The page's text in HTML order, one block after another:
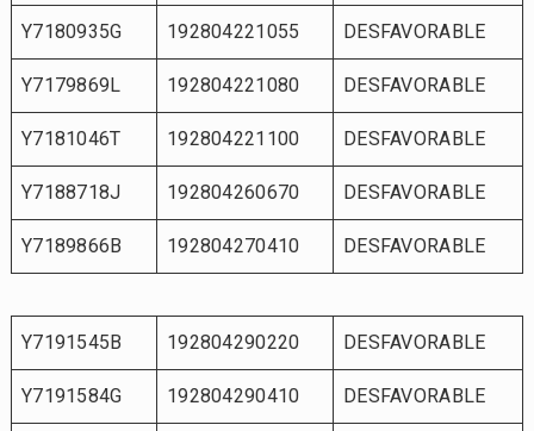
Y7180935G 192804221055 DESFAVORABLE
Y7179869L 192804221080 DESFAVORABLE
Y7181046T 192804221100 DESFAVORABLE
Y7188718J 192804260670 DESFAVORABLE
Y7189866B 192804270410 DESFAVORABLE
Y7191545B 192804290220 DESFAVORABLE
Y7191584G 192804290410 DESFAVORABLE